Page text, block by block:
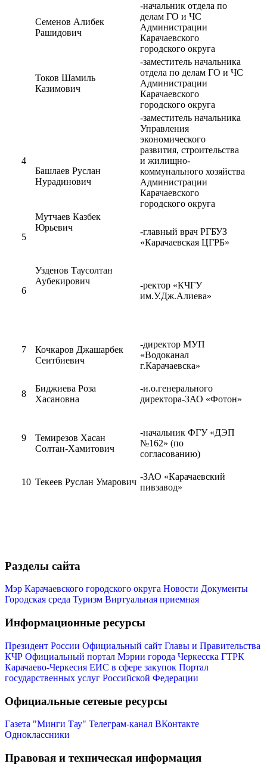
Семенов Алибек
Рашидович
-начальник отдела по
делам ГО и ЧС
Администрации
Карачаевского
городского округа
Токов Шамиль
Казимович
-заместитель начальника
отдела по делам ГО и ЧС
Администрации
Карачаевского
городского округа
4
Башлаев Руслан
Нурадинович
-заместитель начальника
Управления
экономического
развития, строительства
и жилищно-
коммунального хозяйства
Администрации
Карачаевского
городского округа
5
Мутчаев Казбек
Юрьевич
-главный врач РГБУЗ
«Карачаевская ЦГРБ»
6
Узденов Таусолтан
Аубекирович
-ректор «КЧГУ
им.У.Дж.Алиева»
7
Кочкаров Джашарбек
Сеитбиевич
-директор МУП
«Водоканал
г.Карачаевска»
8
Биджиева Роза
Хасановна
-и.о.генерального
директора-ЗАО «Фотон»
9
Темирезов Хасан
Солтан-Хамитович
-начальник ФГУ «ДЭП
№162» (по
согласованию)
10 Текеев Руслан Умарович
-ЗАО «Карачаевский
пивзавод»
Разделы сайта
Мэр Карачаевского городского округа Новости Документы
Городская среда Туризм Виртуальная приемная
Информационные ресурсы
Президент России Официальный сайт Главы и Правительства
КЧР Официальный портал Мэрии города Черкесска ГТРК
Карачаево-Черкесия ЕИС в сфере закупок Портал
государственных услуг Российской Федерации
Официальные сетевые ресурсы
Газета "Минги Тау" Телеграм-канал ВКонтакте
Одноклассники
Правовая и техническая информация